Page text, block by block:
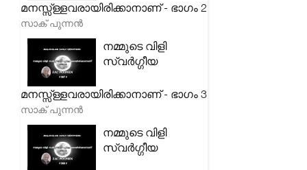
മനസ്സ്ള്ളവരായിരിക്കാനാണ് - ഭാഗം 2
സാക് പുന്നൻ
നമ്മുടെ വിളി
സ്വർഗ്ഗീയ
മനസ്സ്ള്ളവരായിരിക്കാനാണ് - ഭാഗം 3
സാക് പുന്നൻ
നമ്മുടെ വിളി
സ്വർഗ്ഗീയ